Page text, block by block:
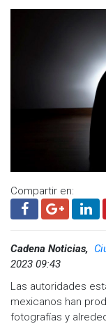
Compartir en:
Cadena Noticias,
2023 09:43
Las autoridades
mexicanos han
fotografías y